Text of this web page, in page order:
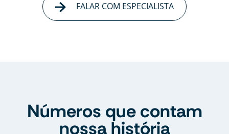
FALAR COM ESPECIALISTA
Números que contam
nossa história